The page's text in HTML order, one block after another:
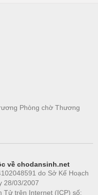
Phòng chờ Thương
về chodansinh.net
do Sở Kế Hoạch
28/03/2007
Tử trên Internet (ICP) số: